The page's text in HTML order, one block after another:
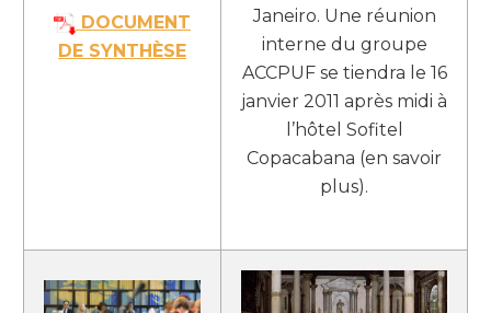
DOCUMENT
DE SYNTHÈSE
Janeiro. Une réunion
interne du groupe
ACCPUF se tiendra le 16
janvier 2011 après midi à
l’hôtel Sofitel
Copacabana (en savoir
plus).